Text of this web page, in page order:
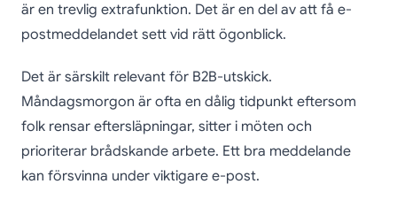
är en trevlig extrafunktion. Det är en del av att få e-
postmeddelandet sett vid rätt ögonblick.
Det är särskilt relevant för B2B-utskick.
Måndagsmorgon är ofta en dålig tidpunkt eftersom
folk rensar eftersläpningar, sitter i möten och
prioriterar brådskande arbete. Ett bra meddelande
kan försvinna under viktigare e-post.